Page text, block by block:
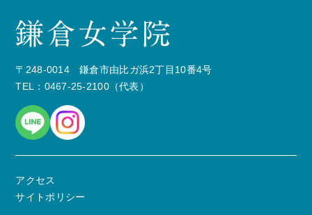
〒248-0014 鎌倉市由比ガ浜2丁目10番4号
TEL：0467-25-2100（代表）
アクセス
サイトポリシー